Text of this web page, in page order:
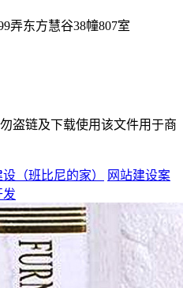
弄东方慧谷38幢807室
盗链及下载使用该文件用于商
（班比尼的家）
网站建设案
发